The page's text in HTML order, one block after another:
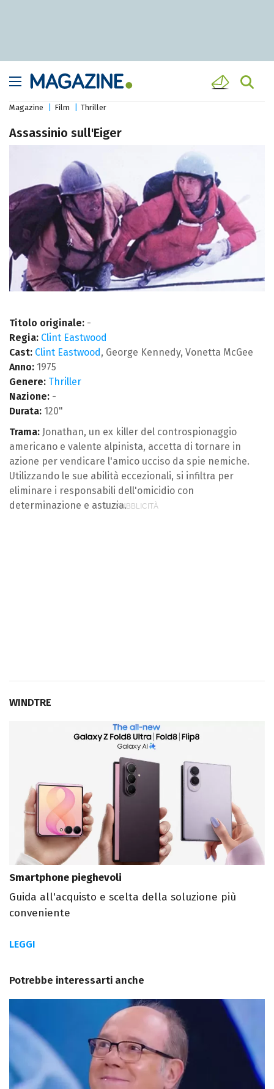
Magazine Film Thriller
Assassinio sull'Eiger
Titolo originale: -
Regia: Clint Eastwood
Cast: Clint Eastwood, George Kennedy, Vonetta McGee
Anno: 1975
Genere: Thriller
Nazione: -
Durata: 120"
Trama: Jonathan, un ex killer del controspionaggio
americano e valente alpinista, accetta di tornare in
azione per vendicare l'amico ucciso da spie nemiche.
Utilizzando le sue abilità eccezionali, si infiltra per
eliminare i responsabili dell'omicidio con
determinazione e astuzia.
WINDTRE
Smartphone pieghevoli
Guida all'acquisto e scelta della soluzione più
conveniente
LEGGI
Potrebbe interessarti anche